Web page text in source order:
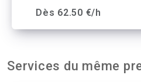
Dès 62.50 €/h
Services du même